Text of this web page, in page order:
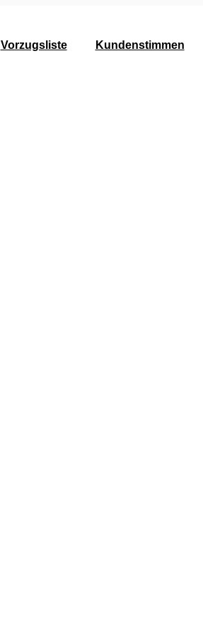
Vorzugsliste Kundenstimmen